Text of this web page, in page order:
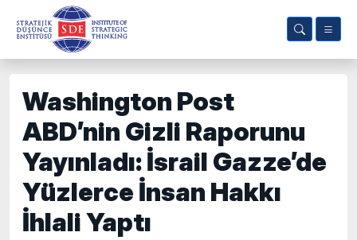
Washington Post
ABD’nin Gizli Raporunu
Yayınladı: İsrail Gazze’de
Yüzlerce İnsan Hakkı
İhlali Yaptı